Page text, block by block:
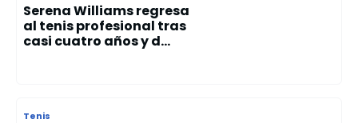
Serena Williams regresa
al tenis profesional tras
casi cuatro años y d...
Tenis